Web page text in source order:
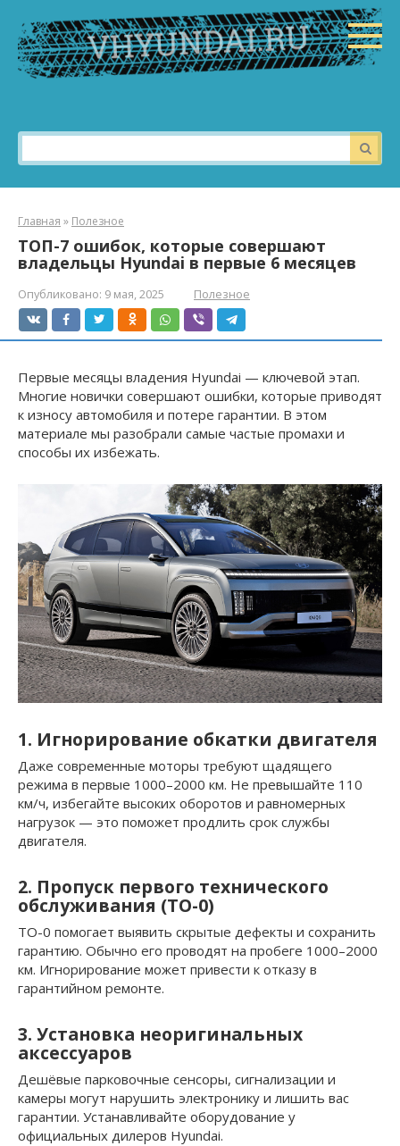
контенту
Поиск:
Главная » Полезное
ТОП-7 ошибок, которые совершают
владельцы Hyundai в первые 6 месяцев
Опубликовано: 9 мая, 2025 Полезное
Первые месяцы владения Hyundai — ключевой этап.
Многие новички совершают ошибки, которые приводят
к износу автомобиля и потере гарантии. В этом
материале мы разобрали самые частые промахи и
способы их избежать.
1. Игнорирование обкатки двигателя
Даже современные моторы требуют щадящего
режима в первые 1000–2000 км. Не превышайте 110
км/ч, избегайте высоких оборотов и равномерных
нагрузок — это поможет продлить срок службы
двигателя.
2. Пропуск первого технического
обслуживания (ТО-0)
ТО-0 помогает выявить скрытые дефекты и сохранить
гарантию. Обычно его проводят на пробеге 1000–2000
км. Игнорирование может привести к отказу в
гарантийном ремонте.
3. Установка неоригинальных
аксессуаров
Дешёвые парковочные сенсоры, сигнализации и
камеры могут нарушить электронику и лишить вас
гарантии. Устанавливайте оборудование у
официальных дилеров Hyundai.